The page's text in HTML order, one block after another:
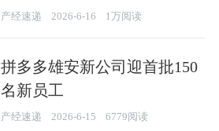
产经速递 2026-6-16 1万阅读
拼多多雄安新公司迎首批150
名新员工
产经速递 2026-6-15 6779阅读